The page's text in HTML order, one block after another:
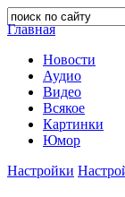
Главная
Новости
Аудио
Видео
Всякое
Картинки
Юмор
Настройки